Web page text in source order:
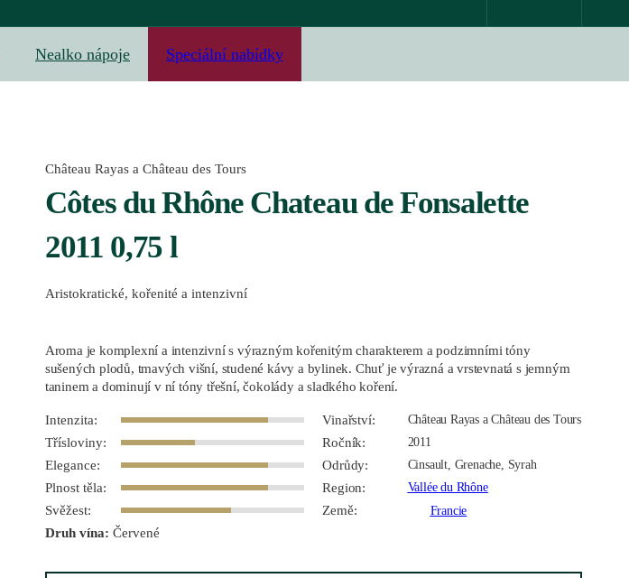
Nealko nápoje Speciální nabídky
Château Rayas a Château des Tours
Côtes du Rhône Chateau de Fonsalette
2011 0,75 l
Aristokratické, kořenité a intenzivní
Aroma je komplexní a intenzivní s výrazným kořenitým charakterem a podzimními tóny
sušených plodů, tmavých višní, studené kávy a bylinek. Chuť je výrazná a vrstevnatá s jemným
taninem a dominují v ní tóny třešní, čokolády a sladkého koření.
Intenzita:
Třísloviny:
Elegance:
Plnost těla:
Svěžest:
Vinařství: Château Rayas a Château des Tours
Ročník: 2011
Odrůdy: Cinsault, Grenache, Syrah
Region: Vallée du Rhône
Země: Francie
Druh vína: Červené